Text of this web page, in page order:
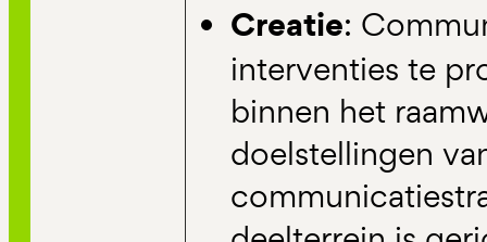
Creatie:
interventies te
binnen het
doelstellingen